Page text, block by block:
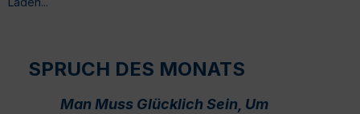
SPRUCH DES MONATS
Man Muss Glücklich Sein, Um